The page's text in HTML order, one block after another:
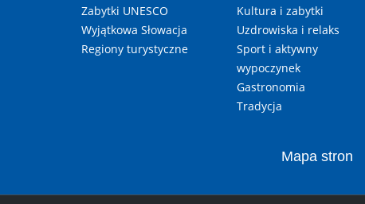
Zabytki UNESCO
Wyjątkowa Słowacja
Regiony turystyczne
Kultura i zabytki
Uzdrowiska i relaks
Sport i aktywny
wypoczynek
Gastronomia
Tradycja
Mapa stron